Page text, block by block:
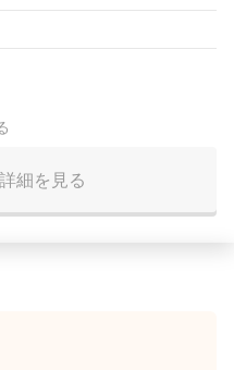
細を見る